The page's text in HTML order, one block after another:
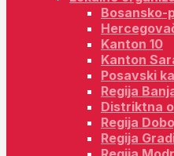
Bosansko-
Kanton 10
Kanton
Posavski
Regija
Distriktna
Regija
Regija